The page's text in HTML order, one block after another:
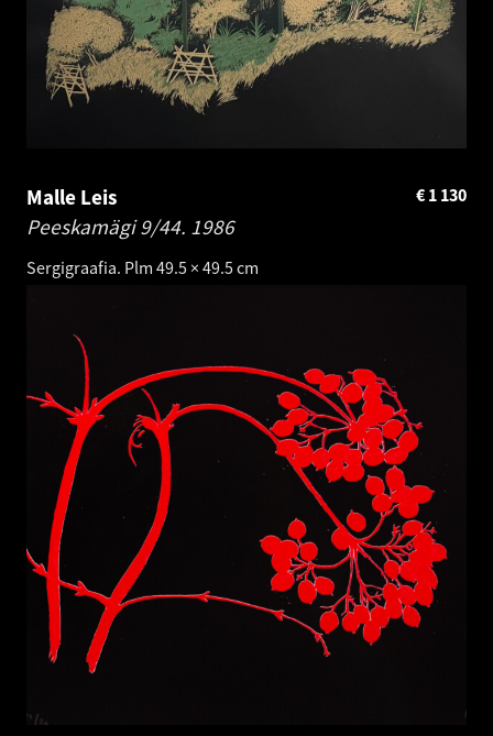
Malle Leis
Peeskamägi 9/44. 1986
Sergigraafia. Plm 49.5 × 49.5 cm
1 130
€